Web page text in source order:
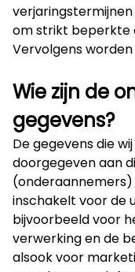
om strikt beperkte
Vervolgens
Wie zijn de
gegevens?
De gegevens die
doorgegeven aan
(onderaannemers)
inschakelt voor de
bijvoorbeeld voor
verwerking en de
alsook voor